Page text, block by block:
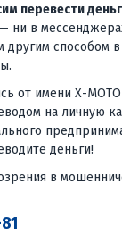
касающаяся
на складе,
характер и ни
публичной
437
на количестве
обращений в
перевести
— ни в
способом в
от имени X-
на личную
деньги!
в